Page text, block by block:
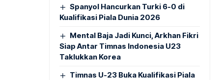
Spanyol Hancurkan Turki 6-0 di
Kualifikasi Piala Dunia 2026
Mental Baja Jadi Kunci, Arkhan Fikri
Siap Antar Timnas Indonesia U23
Taklukkan Korea
Timnas U-23 Buka Kualifikasi Piala